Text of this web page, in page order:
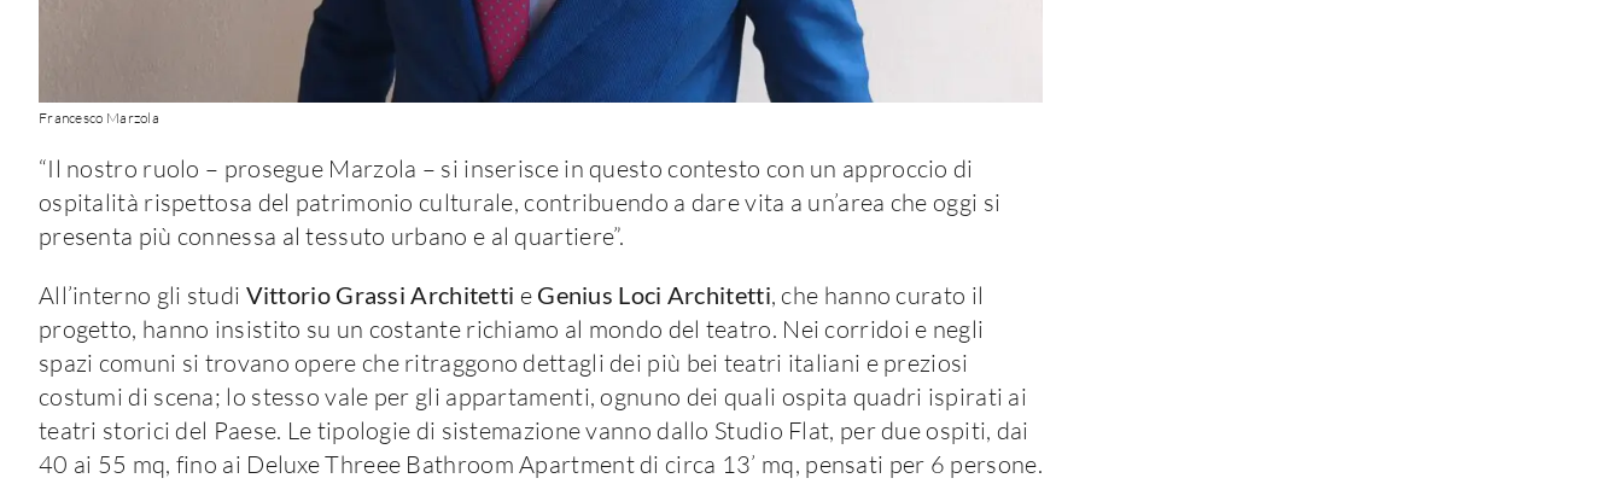
Francesco Marzola
“Il nostro ruolo – prosegue Marzola – si inserisce in questo contesto con un approccio di
ospitalità rispettosa del patrimonio culturale, contribuendo a dare vita a un’area che oggi si
presenta più connessa al tessuto urbano e al quartiere”.
All’interno gli studi Vittorio Grassi Architetti e Genius Loci Architetti, che hanno curato il
progetto, hanno insistito su un costante richiamo al mondo del teatro. Nei corridoi e negli
spazi comuni si trovano opere che ritraggono dettagli dei più bei teatri italiani e preziosi
costumi di scena; lo stesso vale per gli appartamenti, ognuno dei quali ospita quadri ispirati ai
teatri storici del Paese. Le tipologie di sistemazione vanno dallo Studio Flat, per due ospiti, dai
40 ai 55 mq, fino ai Deluxe Threee Bathroom Apartment di circa 13’ mq, pensati per 6 persone.